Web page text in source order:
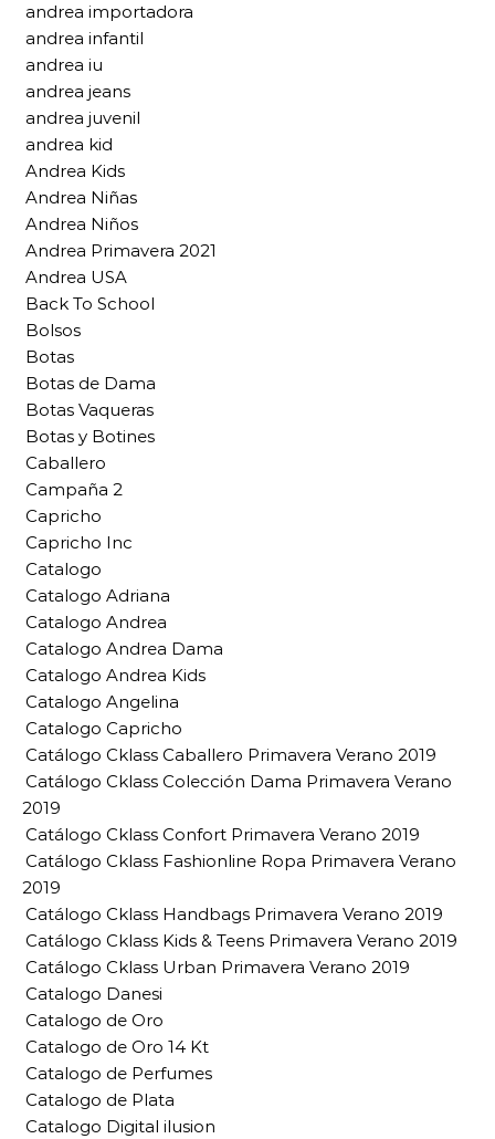
andrea importadora
andrea infantil
andrea iu
andrea jeans
andrea juvenil
andrea kid
Andrea Kids
Andrea Niñas
Andrea Niños
Andrea Primavera 2021
Andrea USA
Back To School
Bolsos
Botas
Botas de Dama
Botas Vaqueras
Botas y Botines
Caballero
Campaña 2
Capricho
Capricho Inc
Catalogo
Catalogo Adriana
Catalogo Andrea
Catalogo Andrea Dama
Catalogo Andrea Kids
Catalogo Angelina
Catalogo Capricho
Catálogo Cklass Caballero Primavera Verano 2019
Catálogo Cklass Colección Dama Primavera Verano
2019
Catálogo Cklass Confort Primavera Verano 2019
Catálogo Cklass Fashionline Ropa Primavera Verano
2019
Catálogo Cklass Handbags Primavera Verano 2019
Catálogo Cklass Kids & Teens Primavera Verano 2019
Catálogo Cklass Urban Primavera Verano 2019
Catalogo Danesi
Catalogo de Oro
Catalogo de Oro 14 Kt
Catalogo de Perfumes
Catalogo de Plata
Catalogo Digital ilusion